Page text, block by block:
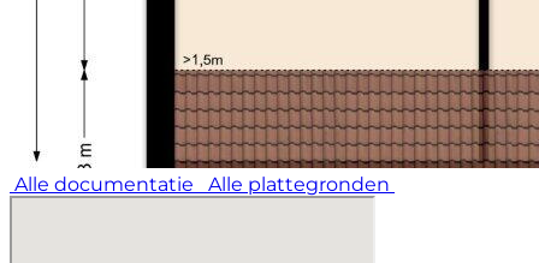
Alle documentatie Alle plattegronden